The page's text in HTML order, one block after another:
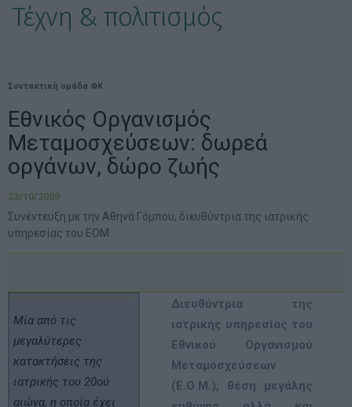
Τέχνη & πολιτισμός
Συντακτική ομάδα ΦΚ
Εθνικός Οργανισμός
Μεταμοσχεύσεων: δωρεά
οργάνων, δώρο ζωής
23/10/2009
Συνέντευξη με την Αθηνά Γόμπου, διευθύντρια της ιατρικής
υπηρεσίας του ΕΟΜ
Μία από τις
μεγαλύτερες
κατακτήσεις της
ιατρικής του 20ού
αιώνα, η οποία έχει
Διευθύντρια της
ιατρικής υπηρεσίας του
Εθνικού Οργανισµού
Μεταµοσχεύσεων
(Ε.Ο.Μ.), θέση μεγάλης